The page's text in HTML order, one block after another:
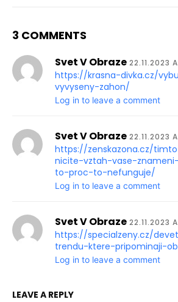
3 COMMENTS
Svet V Obraze 22.11.2023
https://krasna-divka.cz/
vyvyseny-zahon/
Log in to leave a comment
Svet V Obraze 22.11.2023
https://zenskazona.cz/
nicite-vztah-vase-
to-proc-to-nefunguje/
Log in to leave a comment
Svet V Obraze 22.11.2023
https://specialzeny.cz/
trendu-ktere-pripominaji-
Log in to leave a comment
LEAVE A REPLY